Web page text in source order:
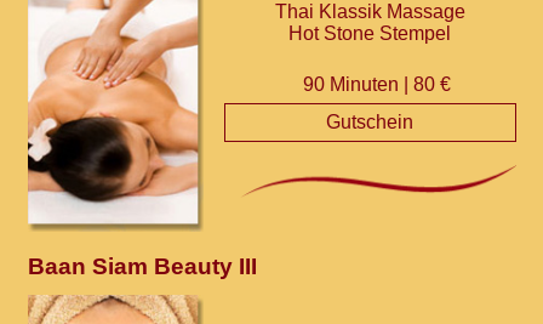
Thai Klassik Massage
Hot Stone Stempel
90 Minuten | 80 €
Gutschein
Baan Siam Beauty III